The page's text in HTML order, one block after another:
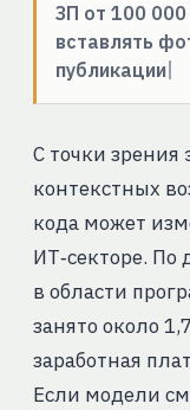
ЗП от 100 000
вставлять
публикации
С точки зрения
контекстных
кода может
ИТ‑секторе.
в области
занято около
заработная
Если модели